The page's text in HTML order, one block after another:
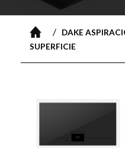
/ DAKE
SUPERFICIE